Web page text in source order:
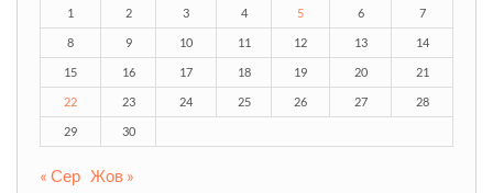
1 2 3 4 5 6 7
8 9 10 11 12 13 14
15 16 17 18 19 20 21
22 23 24 25 26 27 28
29 30
« Сер Жов »